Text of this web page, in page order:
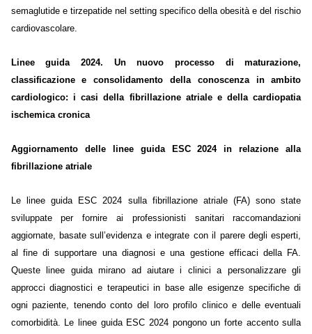
semaglutide e tirzepatide nel setting specifico della obesità e del rischio
cardiovascolare.
Linee guida 2024. Un nuovo processo di maturazione,
classificazione e consolidamento della conoscenza in ambito
cardiologico: i casi della fibrillazione atriale e della cardiopatia
ischemica cronica
Aggiornamento delle linee guida ESC 2024 in relazione alla
fibrillazione atriale
Le linee guida ESC 2024 sulla fibrillazione atriale (FA) sono state
sviluppate per fornire ai professionisti sanitari raccomandazioni
aggiornate, basate sull’evidenza e integrate con il parere degli esperti,
al fine di supportare una diagnosi e una gestione efficaci della FA.
Queste linee guida mirano ad aiutare i clinici a personalizzare gli
approcci diagnostici e terapeutici in base alle esigenze specifiche di
ogni paziente, tenendo conto del loro profilo clinico e delle eventuali
comorbidità. Le linee guida ESC 2024 pongono un forte accento sulla